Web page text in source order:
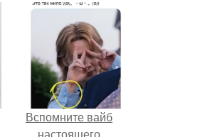
Вспомните вайб